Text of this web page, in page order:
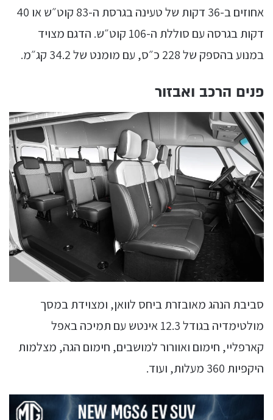
אחוזים ב-36 דקות של טעינה בגרסת ה-83 קוט״ש או 40
דקות בגרסה עם סוללת ה-106 קוט״ש. הדגם מצויד
במנוע בהספק של 228 כ״ס, עם מומנט של 34.2 קג״מ.
פנים הרכב ואבזור
סביבת הנהג מאובזרת ביחס לוואן, ומצוידת במסך
מולטימדיה בגודל 12.3 אינטש עם תמיכה באפל
קארפליי, חימום ואוורור למושבים, חימום הגה, מצלמות
היקפיות 360 מעלות, ועוד.